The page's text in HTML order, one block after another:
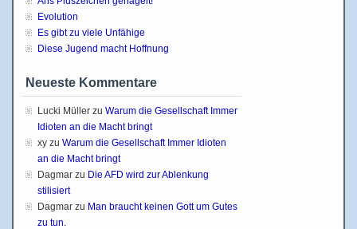
Evolution
Es gibt zu viele Unfähige
Diese Jugend macht Hoffnung
Neueste Kommentare
Lucki Müller zu Warum die Gesellschaft Immer
Idioten an die Macht bringt
xy zu Warum die Gesellschaft Immer Idioten
an die Macht bringt
Dagmar zu Die AFD wird zur Ablenkung
stilisiert
Dagmar zu Man braucht keinen Gott um Gutes
zu tun.